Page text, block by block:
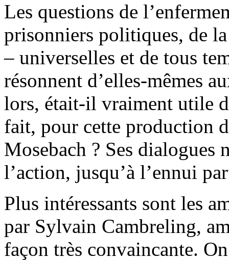
Les questions de
prisonniers politiques, de
– universelles et de tous
résonnent d’elles-mêmes
lors, était-il vraiment utile
fait, pour cette production
Mosebach ? Ses dialogues
l’action, jusqu’à l’ennui
Plus intéressants sont les
par Sylvain Cambreling,
façon très convaincante.